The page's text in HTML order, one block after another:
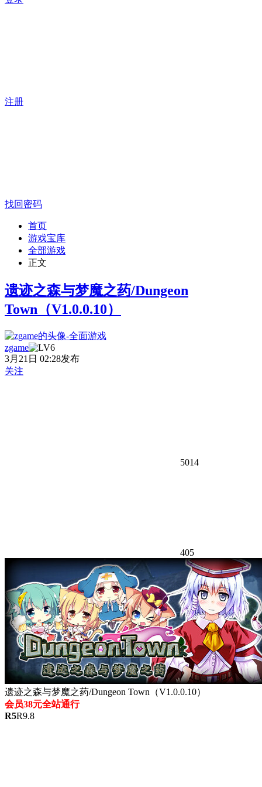
注册
找回密码
首页
游戏宝库
全部游戏
正文
遗迹之森与梦魔之药/Dungeon
Town（V1.0.0.10）
zgame
3月21日 02:28发布
关注
5014
405
遗迹之森与梦魔之药/Dungeon Town（V1.0.0.10）
会员38元全站通行
R5R9.8